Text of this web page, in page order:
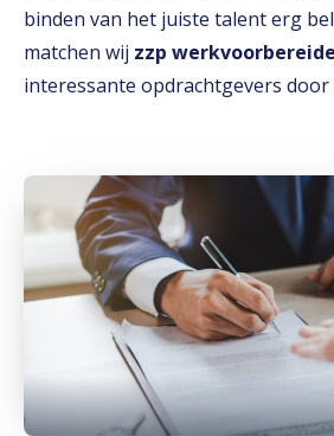
binden van het juiste talent erg
matchen wij zzp
interessante opdrachtgevers door